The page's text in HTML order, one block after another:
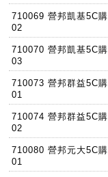
710069 營邦凱基5C購
02
710070 營邦凱基5C購
03
710073 營邦群益5C購
01
710074 營邦群益5C購
02
710080 營邦元大5C購
01